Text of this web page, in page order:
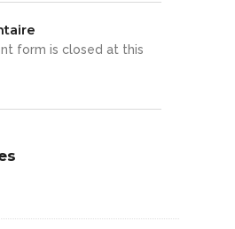
form is closed at this